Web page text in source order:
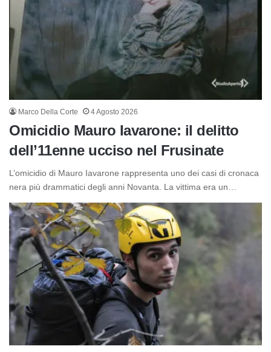
Marco Della Corte 4 Agosto 2026
Omicidio Mauro Iavarone: il delitto
dell’11enne ucciso nel Frusinate
L’omicidio di Mauro Iavarone rappresenta uno dei casi di cronaca
nera più drammatici degli anni Novanta. La vittima era un…